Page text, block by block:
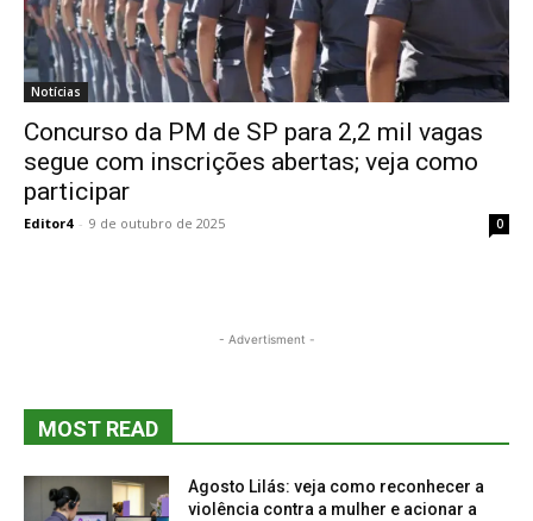
Notícias
Concurso da PM de SP para 2,2 mil vagas
segue com inscrições abertas; veja como
participar
Editor4 - 9 de outubro de 2025 0
- Advertisment -
MOST READ
Agosto Lilás: veja como reconhecer a
violência contra a mulher e acionar a